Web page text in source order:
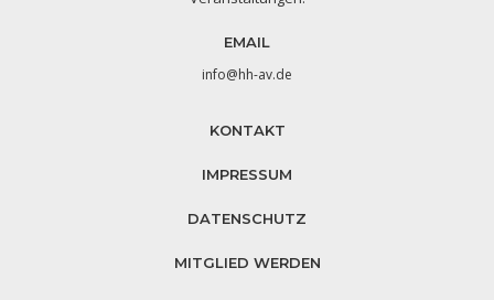
EMAIL
info@hh-av.de
KONTAKT
IMPRESSUM
DATENSCHUTZ
MITGLIED WERDEN